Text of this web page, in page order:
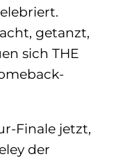
getanzt,
sich THE
Finale jetzt,
der